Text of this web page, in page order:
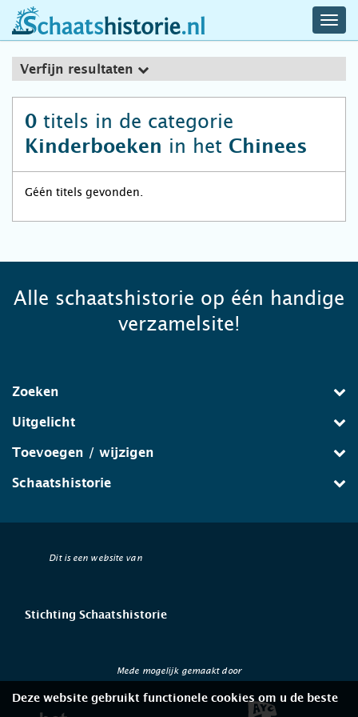
schaatshistorie.nl
Verfijn resultaten
0 titels in de categorie
Kinderboeken in het Chinees
Géén titels gevonden.
Alle schaatshistorie op één handige
verzamelsite!
Zoeken
Uitgelicht
Toevoegen / wijzigen
Schaatshistorie
Dit is een website van
Stichting Schaatshistorie
Mede mogelijk gemaakt door
Deze website gebruikt functionele cookies om u de beste